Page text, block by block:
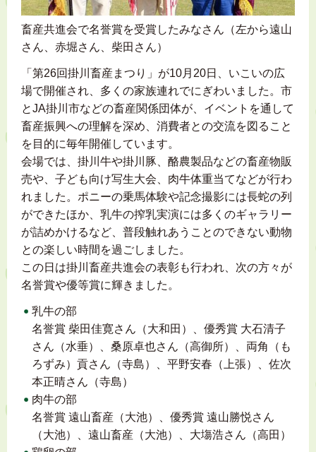
畜産共進会で名誉賞を受賞したみなさん（左から遠山
さん、赤堀さん、柴田さん）
「第26回掛川畜産まつり」が10月20日、いこいの広
場で開催され、多くの家族連れでにぎわいました。市
とJA掛川市などの畜産関係団体が、イベントを通して
畜産振興への理解を深め、消費者との交流を図ること
を目的に毎年開催しています。
会場では、掛川牛や掛川豚、酪農製品などの畜産物販
売や、子ども向け写生大会、肉牛体重当てなどが行わ
れました。ポニーの乗馬体験や記念撮影には長蛇の列
ができたほか、乳牛の搾乳実演には多くのギャラリー
が詰めかけるなど、普段触れあうことのできない動物
との楽しい時間を過ごしました。
この日は掛川畜産共進会の表彰も行われ、次の方々が
名誉賞や優等賞に輝きました。
乳牛の部
名誉賞 柴田佳寛さん（大和田）、優秀賞 大石清子
さん（水垂）、桑原卓也さん（高御所）、両角（も
ろずみ）貢さん（寺島）、平野安春（上張）、佐次
本正晴さん（寺島）
肉牛の部
名誉賞 遠山畜産（大池）、優秀賞 遠山勝悦さん
（大池）、遠山畜産（大池）、大塲浩さん（高田）